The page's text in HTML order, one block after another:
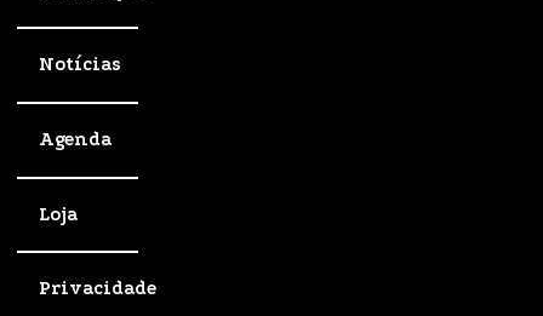
Notícias
Agenda
Loja
Privacidade